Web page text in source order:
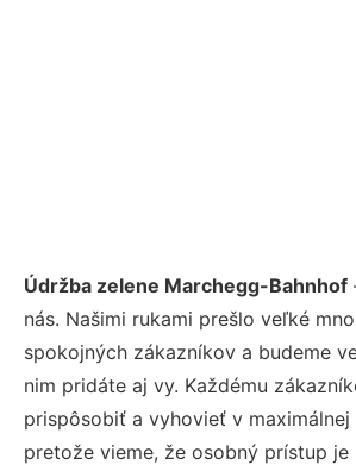
Údržba zelene Marchegg-Bahnhof
nás. Našimi rukami prešlo veľké
spokojných zákazníkov a budeme
nim pridáte aj vy. Každému
prispôsobiť a vyhovieť v maximálnej
pretože vieme, že osobný prístup je